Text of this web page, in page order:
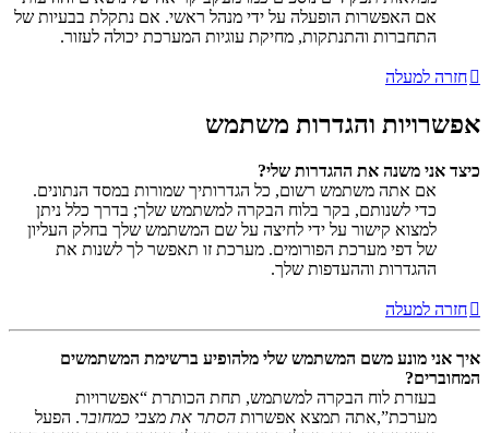
אם האפשרות הופעלה על ידי מנהל ראשי. אם נתקלת בבעיות של
התחברות והתנתקות, מחיקת עוגיות המערכת יכולה לעזור.
חזרה למעלה
אפשרויות והגדרות משתמש
כיצד אני משנה את ההגדרות שלי?
אם אתה משתמש רשום, כל הגדרותיך שמורות במסד הנתונים.
כדי לשנותם, בקר בלוח הבקרה למשתמש שלך; בדרך כלל ניתן
למצוא קישור על ידי לחיצה על שם המשתמש שלך בחלק העליון
של דפי מערכת הפורומים. מערכת זו תאפשר לך לשנות את
ההגדרות וההעדפות שלך.
חזרה למעלה
איך אני מונע משם המשתמש שלי מלהופיע ברשימת המשתמשים
המחוברים?
בעזרת לוח הבקרה למשתמש, תחת הכותרת “אפשרויות
מערכת”,אתה תמצא אפשרות הסתר את מצבי כמחובר. הפעל